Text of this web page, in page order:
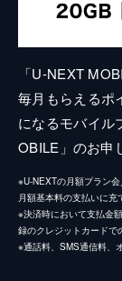
「U-NEXT
毎月もらえるポ
になるモバイル
OBILE」のお申
※U-NEXTの月額プラン
月額基本料の支払いに充
※決済時において支払金
録のクレジットカードで
※通話料、SMS通信料、